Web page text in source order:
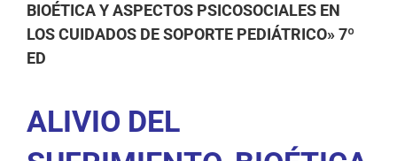
BIOÉTICA Y ASPECTOS PSICOSOCIALES EN
LOS CUIDADOS DE SOPORTE PEDIÁTRICO» 7º
ED
ALIVIO DEL